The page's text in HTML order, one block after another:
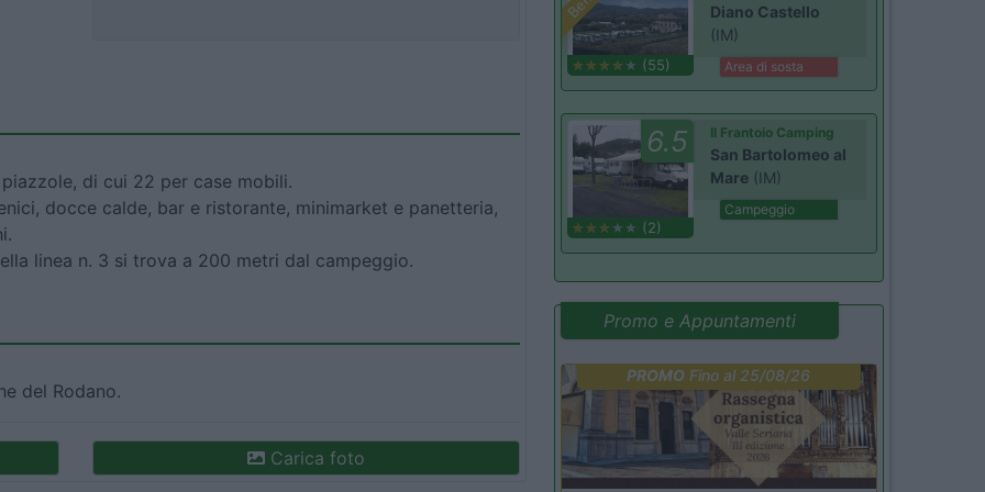
di cui 22 per case mobili.
docce calde, bar e ristorante, minimarket e panetteria,
linea n. 3 si trova a 200 metri dal campeggio.
del Rodano.
Carica foto
(55)
Diano Castello
(IM)
Area di sosta
6.5
(2)
Il Frantoio Camping
San Bartolomeo al
Mare (IM)
Campeggio
Promo e Appuntamenti
PROMO Fino al 25/08/26